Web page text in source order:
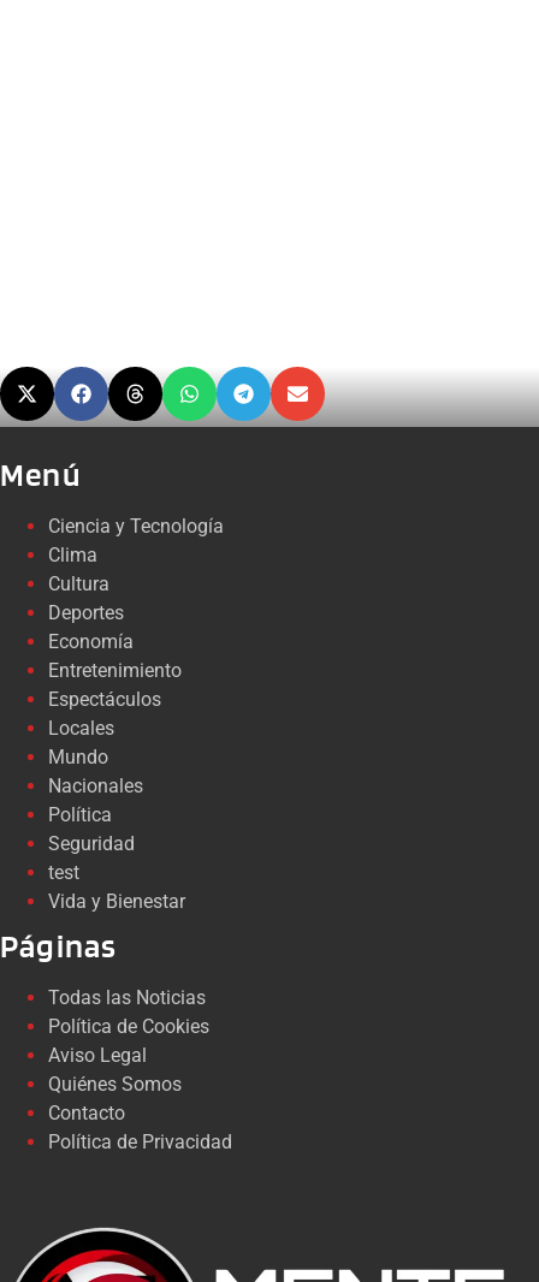
Menú
Ciencia y Tecnología
Clima
Cultura
Deportes
Economía
Entretenimiento
Espectáculos
Locales
Mundo
Nacionales
Política
Seguridad
test
Vida y Bienestar
Páginas
Todas las Noticias
Política de Cookies
Aviso Legal
Quiénes Somos
Contacto
Política de Privacidad